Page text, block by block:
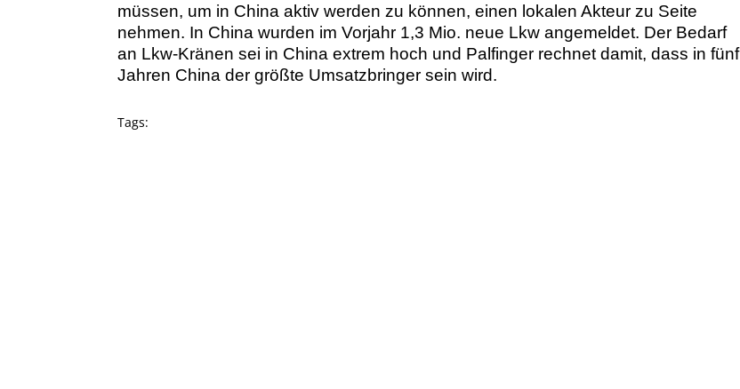
müssen, um in China aktiv werden zu können, einen lokalen Akteur zu Seite
nehmen. In China wurden im Vorjahr 1,3 Mio. neue Lkw angemeldet. Der Bedarf
an Lkw-Kränen sei in China extrem hoch und Palfinger rechnet damit, dass in fünf
Jahren China der größte Umsatzbringer sein wird.
Tags: